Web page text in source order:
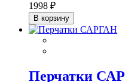
1998 ₽
В корзину
Перчатки